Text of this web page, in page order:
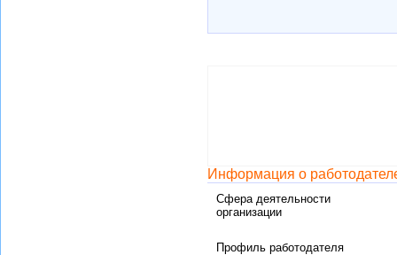
Информация о
Сфера деятельности
организации
Профиль работодателя